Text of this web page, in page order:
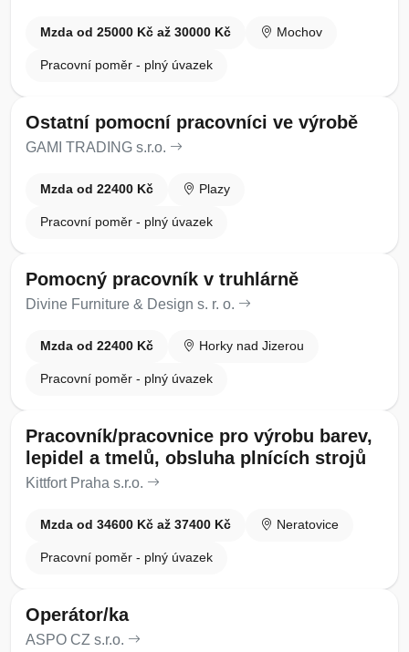
Mzda od 25000 Kč až 30000 Kč Mochov
Pracovní poměr - plný úvazek
Ostatní pomocní pracovníci ve výrobě
GAMI TRADING s.r.o.
Mzda od 22400 Kč Plazy
Pracovní poměr - plný úvazek
Pomocný pracovník v truhlárně
Divine Furniture & Design s. r. o.
Mzda od 22400 Kč Horky nad Jizerou
Pracovní poměr - plný úvazek
Pracovník/pracovnice pro výrobu barev,
lepidel a tmelů, obsluha plnících strojů
Kittfort Praha s.r.o.
Mzda od 34600 Kč až 37400 Kč Neratovice
Pracovní poměr - plný úvazek
Operátor/ka
ASPO CZ s.r.o.